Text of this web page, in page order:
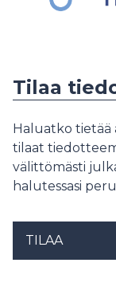
Tilaa
Haluatko tietää
tilaat
välittömästi
halutessasi
TILAA